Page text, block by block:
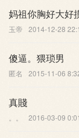
妈祖你胸好大好
玉帝 2014-12-28
傻逼。猥琐男
匿名 2015-11-06
真賤
。。 2016-03-09